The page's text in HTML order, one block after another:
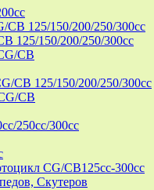
125/150/200/250/300cc
125/150/200/250/300cc
CB
CB 125/150/200/250/300cc
CB
250cc/300cc
CG/CB125cc-300сс
Скутеров